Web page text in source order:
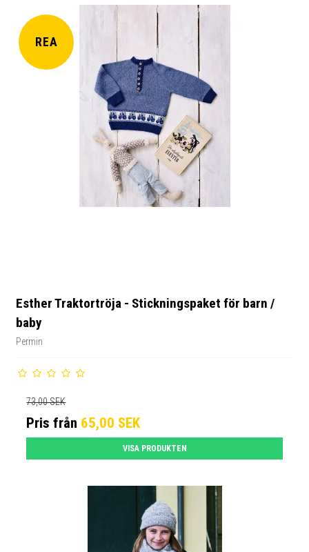
REA
Esther Traktortröja - Stickningspaket för barn /
baby
Permin
73,00 SEK
Pris från 65,00 SEK
VISA PRODUKTEN